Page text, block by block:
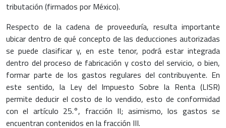
tributación (firmados por México).
Respecto de la cadena de proveeduría, resulta importante
ubicar dentro de qué concepto de las deducciones autorizadas
se puede clasificar y, en este tenor, podrá estar integrada
dentro del proceso de fabricación y costo del servicio, o bien,
formar parte de los gastos regulares del contribuyente. En
este sentido, la Ley del Impuesto Sobre la Renta (LISR)
permite deducir el costo de lo vendido, esto de conformidad
con el artículo 25.°, fracción II; asimismo, los gastos se
encuentran contenidos en la fracción III.